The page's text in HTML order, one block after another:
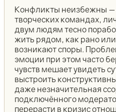
Конфликты неизбежны —
творческих командах,
двум людям тесно
жить рядом, как рано
возникают споры.
эмоции при этом часто
чувств мешает увидеть
выстроить
даже незначительная
подключённого
перерасти в кризис